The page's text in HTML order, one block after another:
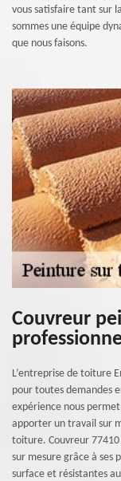
vous satisfaire tant sur
sommes une équipe
que nous faisons.
Couvreur
L’entreprise de toiture
pour toutes demandes
expérience nous permet
apporter un travail sur
toiture. Couvreur
sur mesure grâce à ses
surface et résistantes